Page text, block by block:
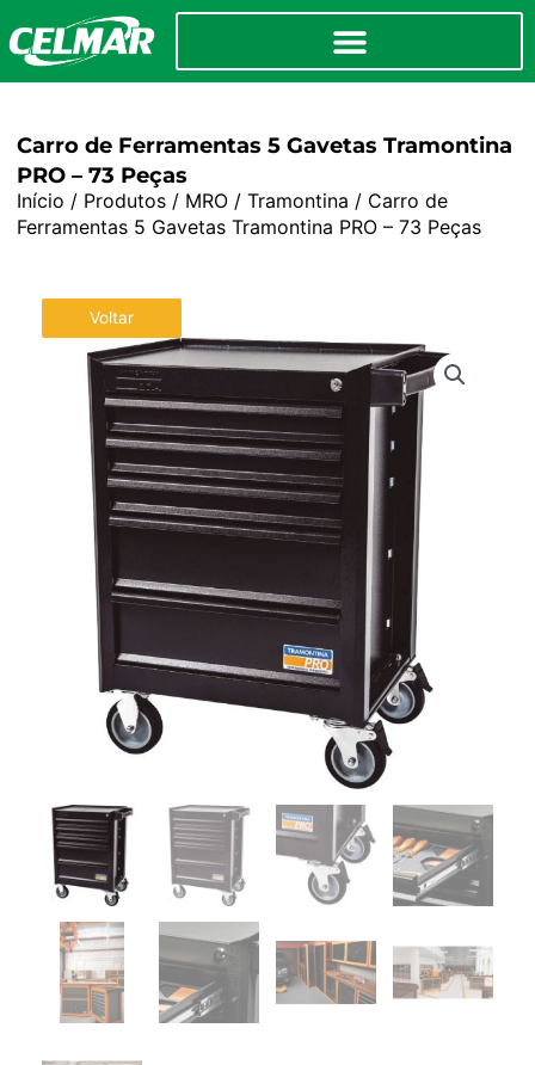
Carro de Ferramentas 5 Gavetas Tramontina
PRO – 73 Peças
Início / Produtos/ MRO/ Tramontina / Carro de
Ferramentas 5 Gavetas Tramontina PRO – 73 Peças
Voltar